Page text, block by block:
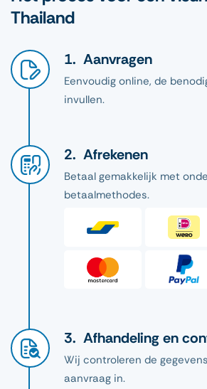
Thailand
Aanvragen
Eenvoudig online, de
invullen.
Afrekenen
Betaal gemakkelijk met
betaalmethodes.
Afhandeling en
Wij controleren de
aanvraag in.